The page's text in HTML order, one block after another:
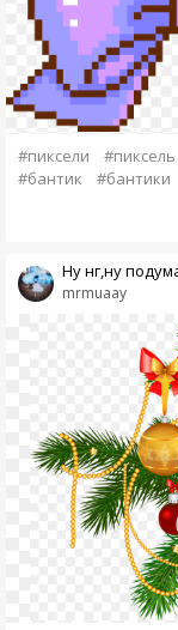
#пиксели #пиксель
#бантик
#бантики
mrmuaay
Ну нг,ну